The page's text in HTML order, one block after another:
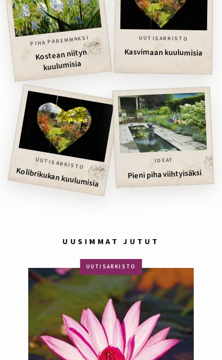
PIHA PAREMMAKSI
Kostean niityn
kuulumisia
UUTISARKISTO
Kasvimaan kuulumisia
UUTISARKISTO
Kolibrikukan kuulumisia
IDEAT
Pieni piha viihtyisäksi
UUSIMMAT JUTUT
UUTISARKISTO